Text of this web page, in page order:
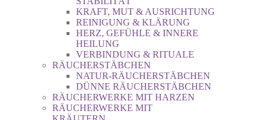
KRAFT, MUT & AUSRICHTUNG
REINIGUNG & KLÄRUNG
HERZ, GEFÜHLE & INNERE
HEILUNG
VERBINDUNG & RITUALE
RÄUCHERSTÄBCHEN
NATUR-RÄUCHERSTÄBCHEN
DÜNNE RÄUCHERSTÄBCHEN
RÄUCHERWERKE MIT HARZEN
RÄUCHERWERKE MIT